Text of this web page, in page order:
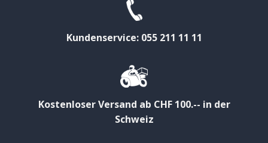
Kundenservice: 055 211 11 11
Kostenloser Versand ab CHF 100.-- in der
Schweiz